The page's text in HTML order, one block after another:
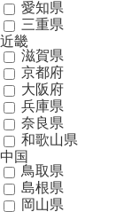
愛知県
三重県
近畿
滋賀県
京都府
大阪府
兵庫県
奈良県
和歌山県
中国
鳥取県
島根県
岡山県